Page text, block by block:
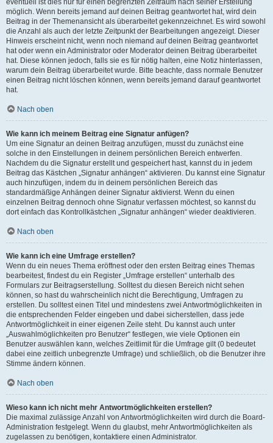
eventuell ist dies nur für einen begrenzten Zeitraum nach seiner Erstellung
möglich. Wenn bereits jemand auf deinen Beitrag geantwortet hat, wird dein
Beitrag in der Themenansicht als überarbeitet gekennzeichnet. Es wird sowohl
die Anzahl als auch der letzte Zeitpunkt der Bearbeitungen angezeigt. Dieser
Hinweis erscheint nicht, wenn noch niemand auf deinen Beitrag geantwortet
hat oder wenn ein Administrator oder Moderator deinen Beitrag überarbeitet
hat. Diese können jedoch, falls sie es für nötig halten, eine Notiz hinterlassen,
warum dein Beitrag überarbeitet wurde. Bitte beachte, dass normale Benutzer
einen Beitrag nicht löschen können, wenn bereits jemand darauf geantwortet
hat.
Nach oben
Wie kann ich meinem Beitrag eine Signatur anfügen?
Um eine Signatur an deinen Beitrag anzufügen, musst du zunächst eine
solche in den Einstellungen in deinem persönlichen Bereich entwerfen.
Nachdem du die Signatur erstellt und gespeichert hast, kannst du in jedem
Beitrag das Kästchen „Signatur anhängen“ aktivieren. Du kannst eine Signatur
auch hinzufügen, indem du in deinem persönlichen Bereich das
standardmäßige Anhängen deiner Signatur aktivierst. Wenn du einen
einzelnen Beitrag dennoch ohne Signatur verfassen möchtest, so kannst du
dort einfach das Kontrollkästchen „Signatur anhängen“ wieder deaktivieren.
Nach oben
Wie kann ich eine Umfrage erstellen?
Wenn du ein neues Thema eröffnest oder den ersten Beitrag eines Themas
bearbeitest, findest du ein Register „Umfrage erstellen“ unterhalb des
Formulars zur Beitragserstellung. Solltest du diesen Bereich nicht sehen
können, so hast du wahrscheinlich nicht die Berechtigung, Umfragen zu
erstellen. Du solltest einen Titel und mindestens zwei Antwortmöglichkeiten in
die entsprechenden Felder eingeben und dabei sicherstellen, dass jede
Antwortmöglichkeit in einer eigenen Zeile steht. Du kannst auch unter
„Auswahlmöglichkeiten pro Benutzer“ festlegen, wie viele Optionen ein
Benutzer auswählen kann, welches Zeitlimit für die Umfrage gilt (0 bedeutet
dabei eine zeitlich unbegrenzte Umfrage) und schließlich, ob die Benutzer ihre
Stimme ändern können.
Nach oben
Wieso kann ich nicht mehr Antwortmöglichkeiten erstellen?
Die maximal zulässige Anzahl von Antwortmöglichkeiten wird durch die Board-
Administration festgelegt. Wenn du glaubst, mehr Antwortmöglichkeiten als
zugelassen zu benötigen, kontaktiere einen Administrator.